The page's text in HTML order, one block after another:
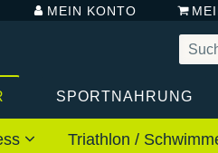
MEIN KONTO
SPORTNAHRUNG
Triathlon /